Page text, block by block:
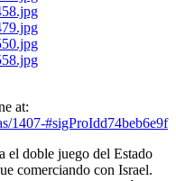
at:
1407-#sigProIdd74beb6e9f
el doble juego del Estado
comerciando con Israel.